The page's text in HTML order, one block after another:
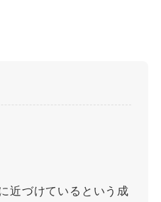
近づけているという成